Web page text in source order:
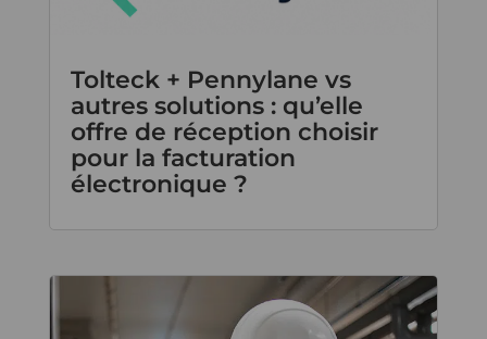
Tolteck + Pennylane vs
autres solutions : qu’elle
offre de réception choisir
pour la facturation
électronique ?